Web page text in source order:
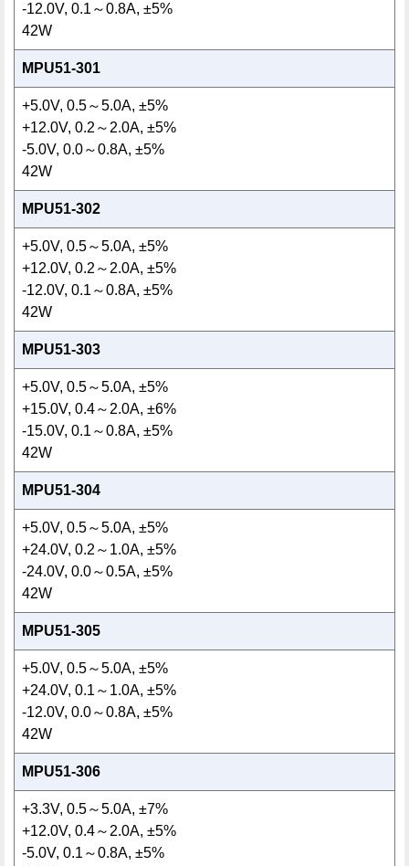
-12.0V, 0.1～0.8A, ±5%
42W
MPU51-301
+5.0V, 0.5～5.0A, ±5%
+12.0V, 0.2～2.0A, ±5%
-5.0V, 0.0～0.8A, ±5%
42W
MPU51-302
+5.0V, 0.5～5.0A, ±5%
+12.0V, 0.2～2.0A, ±5%
-12.0V, 0.1～0.8A, ±5%
42W
MPU51-303
+5.0V, 0.5～5.0A, ±5%
+15.0V, 0.4～2.0A, ±6%
-15.0V, 0.1～0.8A, ±5%
42W
MPU51-304
+5.0V, 0.5～5.0A, ±5%
+24.0V, 0.2～1.0A, ±5%
-24.0V, 0.0～0.5A, ±5%
42W
MPU51-305
+5.0V, 0.5～5.0A, ±5%
+24.0V, 0.1～1.0A, ±5%
-12.0V, 0.0～0.8A, ±5%
42W
MPU51-306
+3.3V, 0.5～5.0A, ±7%
+12.0V, 0.4～2.0A, ±5%
-5.0V, 0.1～0.8A, ±5%